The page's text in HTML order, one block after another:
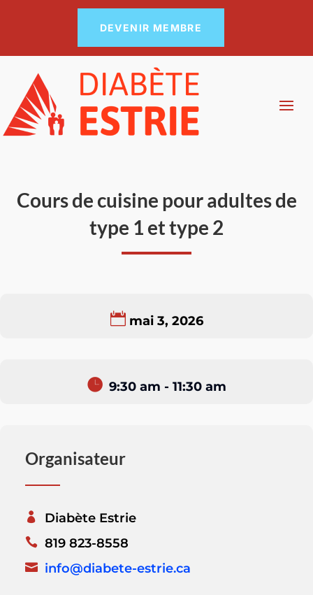
DEVENIR MEMBRE
Cours de cuisine pour adultes de
type 1 et type 2
mai 3, 2026
9:30 am - 11:30 am
Organisateur
Diabète Estrie
819 823-8558
info@diabete-estrie.ca